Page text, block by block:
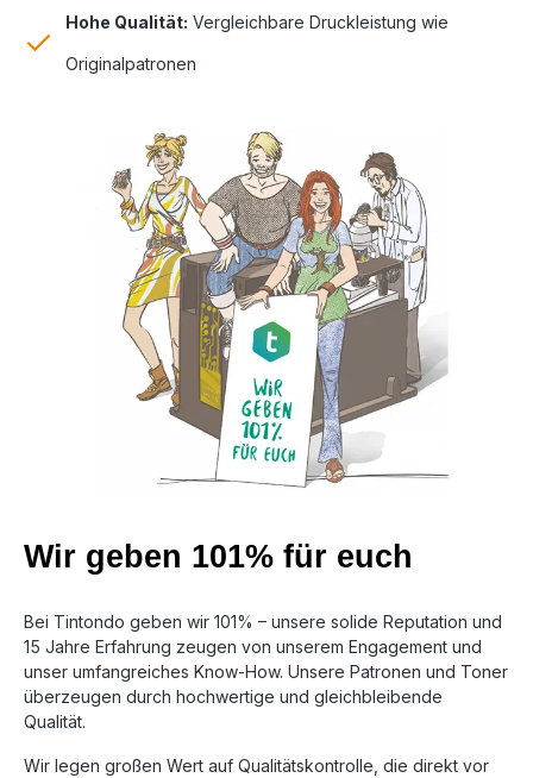
Hohe Qualität: Vergleichbare Druckleistung wie
Originalpatronen
Wir geben 101% für euch
Bei Tintondo geben wir 101% – unsere solide Reputation und
15 Jahre Erfahrung zeugen von unserem Engagement und
unser umfangreiches Know-How. Unsere Patronen und Toner
überzeugen durch hochwertige und gleichbleibende
Qualität.
Wir legen großen Wert auf Qualitätskontrolle, die direkt vor